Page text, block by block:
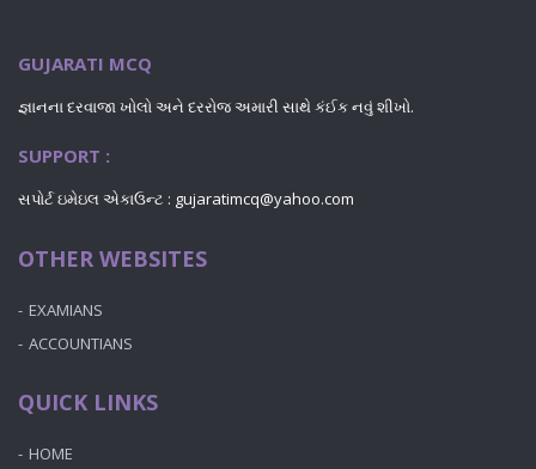
GUJARATI MCQ
જ્ઞાનના દરવાજા ખોલો અને દરરોજ અમારી સાથે કંઈક નવું શીખો.
SUPPORT :
સપોર્ટ ઇમેઇલ એકાઉન્ટ : gujaratimcq@yahoo.com
OTHER WEBSITES
EXAMIANS
ACCOUNTIANS
QUICK LINKS
HOME